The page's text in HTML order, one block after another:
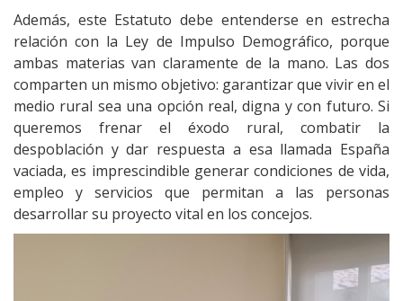
Además, este Estatuto debe entenderse en estrecha
relación con la Ley de Impulso Demográfico, porque
ambas materias van claramente de la mano. Las dos
comparten un mismo objetivo: garantizar que vivir en el
medio rural sea una opción real, digna y con futuro. Si
queremos frenar el éxodo rural, combatir la
despoblación y dar respuesta a esa llamada España
vaciada, es imprescindible generar condiciones de vida,
empleo y servicios que permitan a las personas
desarrollar su proyecto vital en los concejos.